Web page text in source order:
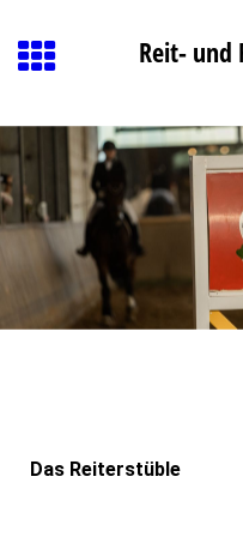
Reit- und
Das Reiterstüble